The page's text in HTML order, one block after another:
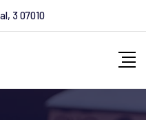
3 07010